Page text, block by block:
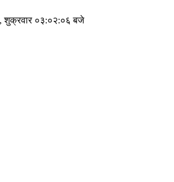
शुक्रवार ०३:०२:०६ बजे